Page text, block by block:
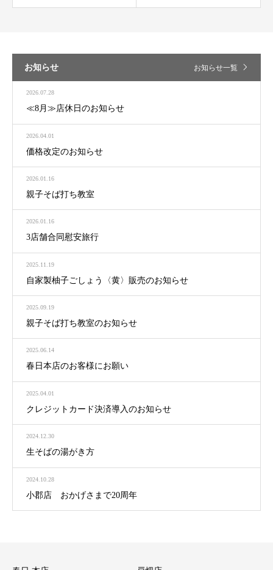
お知らせ お知らせ一覧
2026.07.28
≪8月≫店休日のお知らせ
2026.04.01
価格改定のお知らせ
2026.01.16
親子そば打ち教室
2026.01.16
3店舗合同慰安旅行
2025.11.19
自家製柚子ごしょう〈黄〉販売のお知らせ
2025.09.19
親子そば打ち教室のお知らせ
2025.06.14
春日本店のお客様にお願い
2025.04.01
クレジットカード決済導入のお知らせ
2024.12.30
生そばの湯がき方
2024.10.28
小郡店 おかげさまで20周年